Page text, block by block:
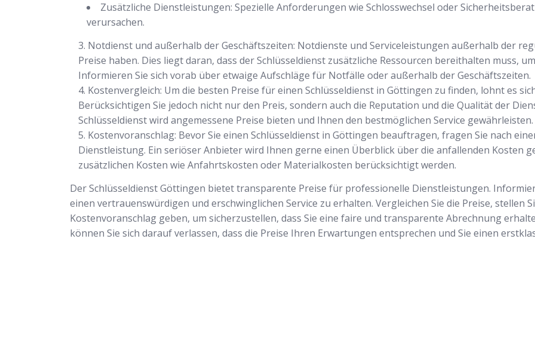
Zusätzliche Dienstleistungen: Spezielle Anforderungen wie Schlosswechsel oder
verursachen.
Notdienst und außerhalb der Geschäftszeiten: Notdienste und Serviceleistungen außerhalb der
Preise haben. Dies liegt daran, dass der Schlüsseldienst zusätzliche Ressourcen bereithalten muss,
Informieren Sie sich vorab über etwaige Aufschläge für Notfälle oder außerhalb der Geschäftszeiten.
Kostenvergleich: Um die besten Preise für einen Schlüsseldienst in Göttingen zu finden, lohnt es
Berücksichtigen Sie jedoch nicht nur den Preis, sondern auch die Reputation und die Qualität der
Schlüsseldienst wird angemessene Preise bieten und Ihnen den bestmöglichen Service gewährleisten.
Kostenvoranschlag: Bevor Sie einen Schlüsseldienst in Göttingen beauftragen, fragen Sie nach
Dienstleistung. Ein seriöser Anbieter wird Ihnen gerne einen Überblick über die anfallenden Kosten
zusätzlichen Kosten wie Anfahrtskosten oder Materialkosten berücksichtigt werden.
Der Schlüsseldienst Göttingen bietet transparente Preise für professionelle Dienstleistungen.
einen vertrauenswürdigen und erschwinglichen Service zu erhalten. Vergleichen Sie die Preise, stellen
Kostenvoranschlag geben, um sicherzustellen, dass Sie eine faire und transparente Abrechnung
können Sie sich darauf verlassen, dass die Preise Ihren Erwartungen entsprechen und Sie einen